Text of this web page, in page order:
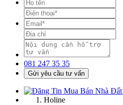
081 247 35 35
Gửi yêu cầu tư vấn
Holine